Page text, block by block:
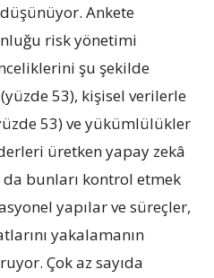
Ankete
risk yönetimi
şu şekilde
53), kişisel verilerle
53) ve yükümlülükler
üretken yapay zekâ
bunları kontrol etmek
yapılar ve süreçler,
yakalamanın
Çok az sayıda